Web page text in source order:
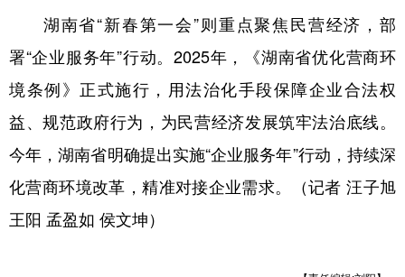
湖南省“新春第一会”则重点聚焦民营经济，部
署“企业服务年”行动。2025年，《湖南省优化营商环
境条例》正式施行，用法治化手段保障企业合法权
益、规范政府行为，为民营经济发展筑牢法治底线。
今年，湖南省明确提出实施“企业服务年”行动，持续深
化营商环境改革，精准对接企业需求。（记者 汪子旭
王阳 孟盈如 侯文坤）